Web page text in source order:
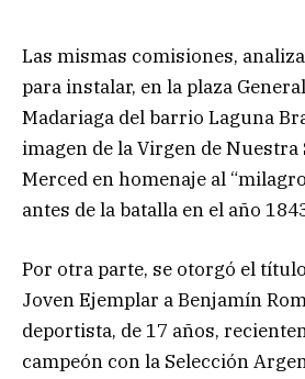
Las mismas comisiones,
para instalar, en la plaza
Madariaga del barrio Laguna
imagen de la Virgen de Nuestra
Merced en homenaje al
antes de la batalla en el año
Por otra parte, se otorgó el
Joven Ejemplar a Benjamín
deportista, de 17 años,
campeón con la Selección